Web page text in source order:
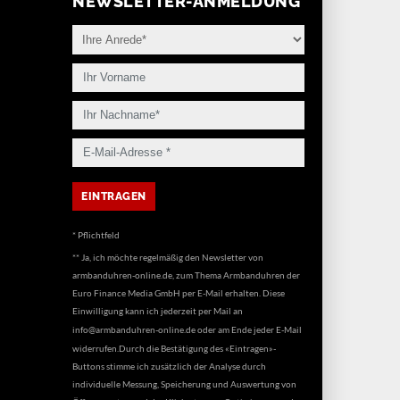
* Pflichtfeld
** Ja, ich möchte regelmäßig den Newsletter von
armbanduhren-online.de, zum Thema Armbanduhren der
Euro Finance Media GmbH per E-Mail erhalten. Diese
Einwilligung kann ich jederzeit per Mail an
info@armbanduhren-online.deoder am Ende jeder E-Mail
widerrufen.Durch die Bestätigung des «Eintragen»-
Buttons stimme ich zusätzlich der Analyse durch
individuelle Messung, Speicherung und Auswertung von